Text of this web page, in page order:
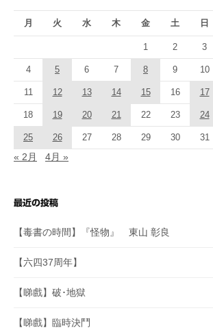
月 火 水 木 金 土 日
1 2 3
4 5 6 7 8 9 10
11 12 13 14 15 16 17
18 19 20 21 22 23 24
25 26 27 28 29 30 31
« 2月 4月 »
最近の投稿
【毒書の時間】『怪物』 東山 彰良
【六四37周年】
【睇戲】破･地獄
【睇戲】臨時決鬥